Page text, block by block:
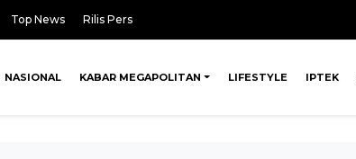
Top News Rilis Pers
NASIONAL KABAR MEGAPOLITAN LIFESTYLE IPTEK